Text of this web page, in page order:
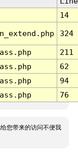
14
324
211
62
94
76
您带来的访问不便我